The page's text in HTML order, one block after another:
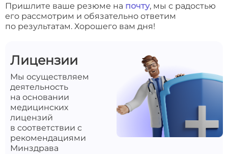
Пришлите ваше резюме на почту, мы с радостью
его рассмотрим и обязательно ответим
по результатам. Хорошего вам дня!
Лицензии
Мы осуществляем
деятельность
на основании
медицинских
лицензий
в соответствии с
рекомендациями
Минздрава